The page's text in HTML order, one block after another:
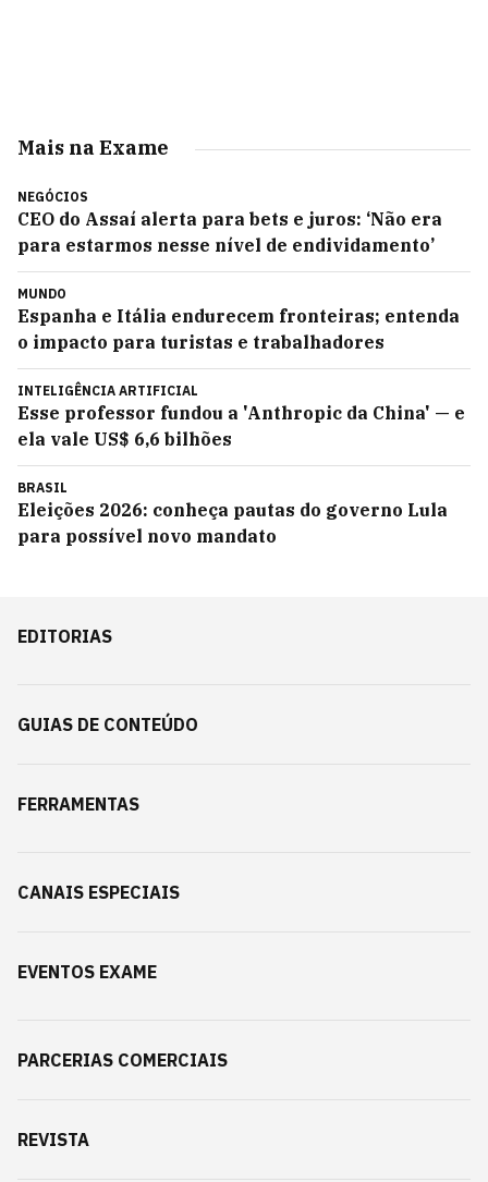
Mais na Exame
NEGÓCIOS
CEO do Assaí alerta para bets e juros: ‘Não era
para estarmos nesse nível de endividamento’
MUNDO
Espanha e Itália endurecem fronteiras; entenda
o impacto para turistas e trabalhadores
INTELIGÊNCIA ARTIFICIAL
Esse professor fundou a 'Anthropic da China' — e
ela vale US$ 6,6 bilhões
BRASIL
Eleições 2026: conheça pautas do governo Lula
para possível novo mandato
EDITORIAS
GUIAS DE CONTEÚDO
FERRAMENTAS
CANAIS ESPECIAIS
EVENTOS EXAME
PARCERIAS COMERCIAIS
REVISTA